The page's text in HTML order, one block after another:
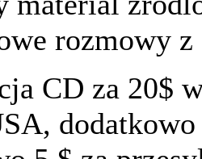
rozmowy
CD za 20$